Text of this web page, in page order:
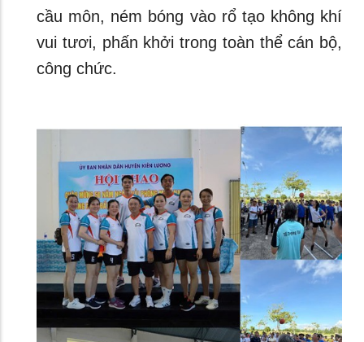
cầu môn, ném bóng vào rổ tạo không khí
vui tươi, phấn khởi trong toàn thể cán bộ,
công chức.